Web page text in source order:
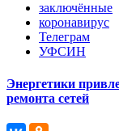
заключённые
коронавирус
Телеграм
УФСИН
Энергетики
ремонта сетей